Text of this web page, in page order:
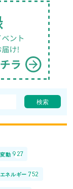
動 927
エネルギー 752